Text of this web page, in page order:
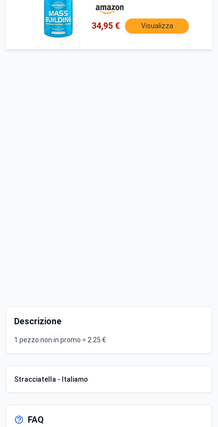
34,95 € Visualizza
Descrizione
1 pezzo non in promo = 2.25 €
Stracciatella - Italiamo
FAQ